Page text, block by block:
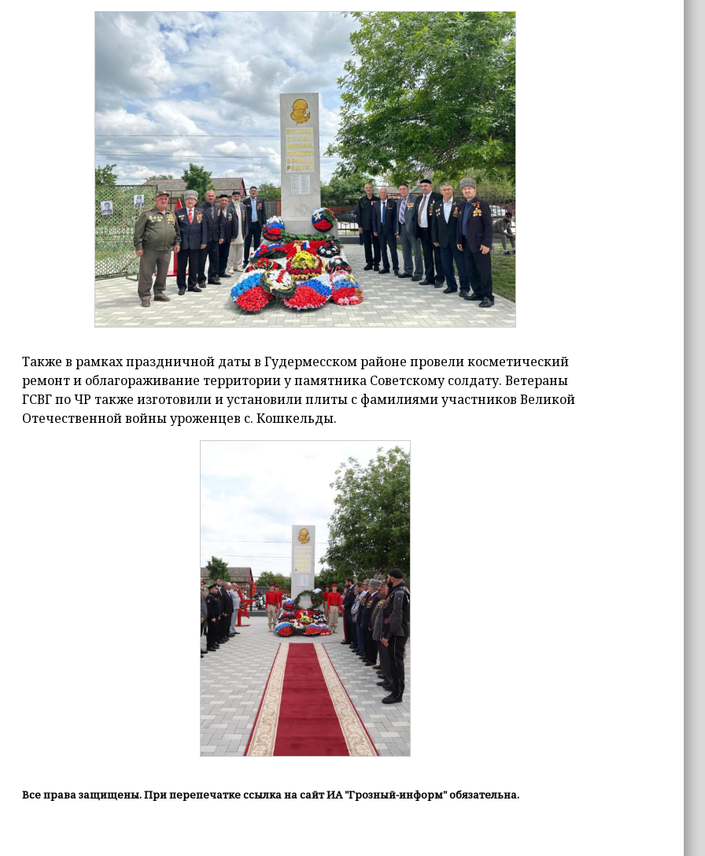
Также в рамках праздничной даты в Гудермесском районе провели косметический
ремонт и облагораживание территории у памятника Советскому солдату. Ветераны
ГСВГ по ЧР также изготовили и установили плиты с фамилиями участников Великой
Отечественной войны уроженцев с. Кошкельды.
Все права защищены. При перепечатке ссылка на сайт ИА "Грозный-информ" обязательна.